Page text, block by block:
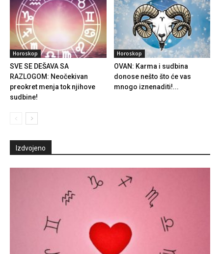
Horoskop
SVE SE DEŠAVA SA
RAZLOGOM: Neočekivan
preokret menja tok njihove
sudbine!
Horoskop
OVAN: Karma i sudbina
donose nešto što će vas
mnogo iznenaditi!...
Izdvojeno